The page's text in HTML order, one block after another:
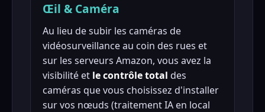
Œil & Caméra
Au lieu de subir les caméras de
vidéosurveillance au coin des rues et
sur les serveurs Amazon, vous avez la
visibilité et le contrôle total des
caméras que vous choisissez d'installer
sur vos nœuds (traitement IA en local